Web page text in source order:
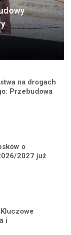
na drogach
Przebudowa
o
2027 już
i